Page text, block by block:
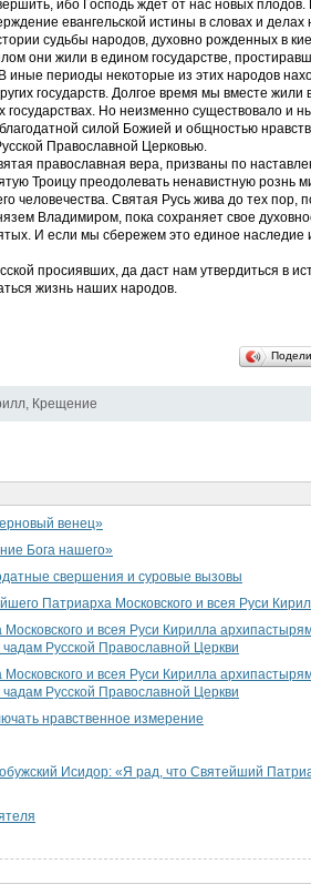
ибо Господь ждет от нас новых
евангельской истины в словах и
судьбы народов, духовно рожденных в
они жили в едином государстве,
иные периоды некоторые из этих народов
государств. Долгое время мы вместе
государствах. Но неизменно существовало и
силой Божией и общностью
Православной Церковью.
православная вера, призваны по
Троицу преодолевать ненавистную рознь
человечества. Святая Русь жива до тех пор,
Владимиром, пока сохраняет свое
И если мы сбережем это единое наследие
просиявших, да даст нам утвердиться в
жизнь наших народов.
, Крещение
венец»
Бога нашего»
свершения и суровые вызовы
Патриарха Московского и всея Руси
и всея Руси Кирилла
Русской Православной Церкви
и всея Руси Кирилла
Русской Православной Церкви
нравственное измерение
Исидор: «Я рад, что Святейший